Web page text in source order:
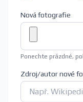
Nová fotografie
Ponechte prázdné,
Zdroj/autor nové